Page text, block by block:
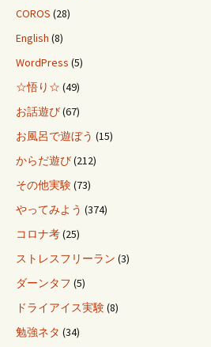
COROS (28)
English (8)
WordPress (5)
☆悟り☆ (49)
お話遊び(67)
お風呂で遊ぼう (15)
からだ遊び(212)
その他実験(73)
やってみよう (374)
コロナ考(25)
ストレスフリーラン (3)
ダーンタフ (5)
ドライアイス実験(8)
勉強ネタ (34)